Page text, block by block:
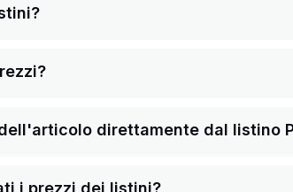
direttamente dal listino
i prezzi dei listini?